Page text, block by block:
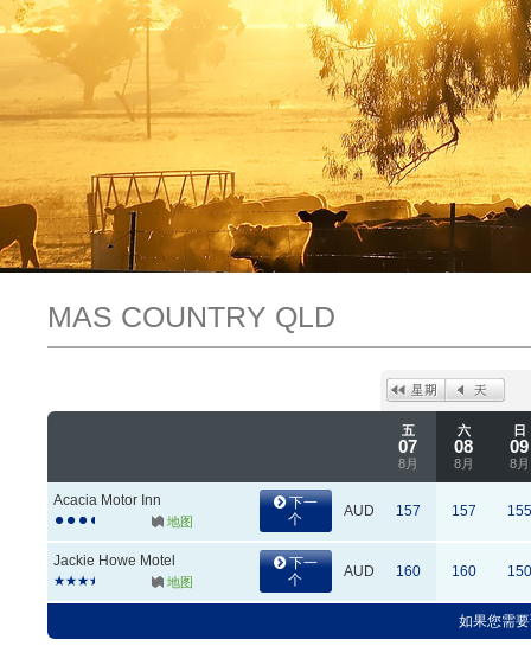
MAS COUNTRY QLD
五
07
8月
六
08
8月
日
09
8月
Acacia Motor Inn
地图
下一
个
AUD 157 157 155
Jackie Howe Motel
地图
下一
个
AUD 160 160 150
如果您需